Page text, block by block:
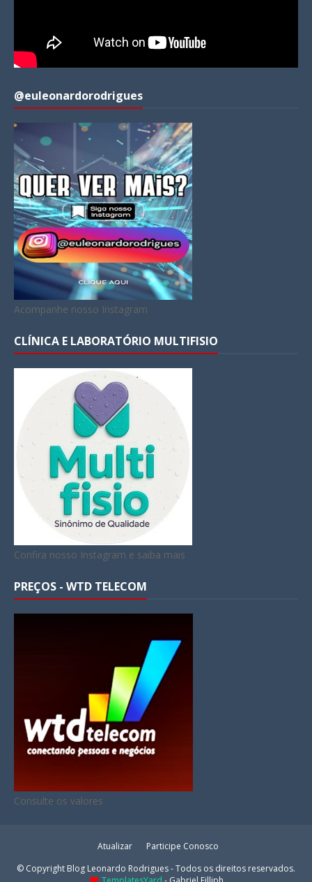
@euleonardorodrigues
Acompanhe nosso Instagram
CLÍNICA E LABORATÓRIO MULTIFISIO
Confira nosso Instagram e saiba mais
PREÇOS - WTD TELECOM
Consulte os valores
Atualizar
Participe Conosco
© Copyright Blog Leonardo Rodrigues - Todos os direitos reservados.